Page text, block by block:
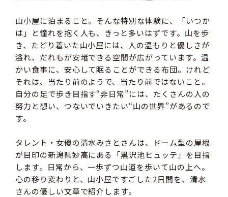
山小屋に泊まること。そんな特別な体験に、「いつか
は」と憧れを抱く人も、きっと多いはずです。山を歩
き、たどり着いた山小屋には、人の温もりと優しさが
溢れ、だれもが安堵できる空間が広がっています。温
かい食事に、安心して眠ることができる布団。けれど
それは、当たり前のようで、当たり前ではないこと。
自分の足で歩き目指す“非日常”には、たくさんの人の
努力と想い、つないでいきたい“山の世界”があるので
す。
タレント・女優の清水みさとさんは、ドーム型の屋根
が目印の新潟県妙高にある「黒沢池ヒュッテ」を目指
します。日常から、一歩ずつ山道を歩いて山の上へ。
心の移り変わりと、山小屋ですごした2日間を、清水
さんの優しい文章で紹介します。